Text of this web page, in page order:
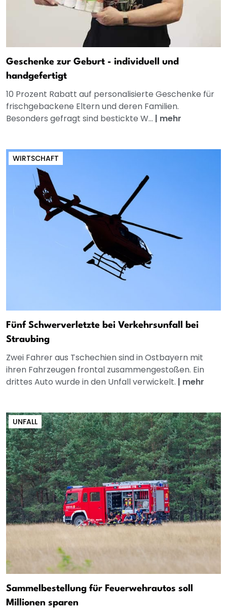
Geschenke zur Geburt - individuell und
handgefertigt
10 Prozent Rabatt auf personalisierte Geschenke für
frischgebackene Eltern und deren Familien.
Besonders gefragt sind bestickte W... | mehr
WIRTSCHAFT
Fünf Schwerverletzte bei Verkehrsunfall bei
Straubing
Zwei Fahrer aus Tschechien sind in Ostbayern mit
ihren Fahrzeugen frontal zusammengestoßen. Ein
drittes Auto wurde in den Unfall verwickelt. | mehr
UNFALL
Sammelbestellung für Feuerwehrautos soll
Millionen sparen